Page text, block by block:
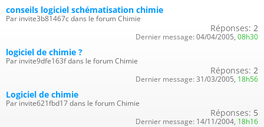
conseils logiciel schématisation chimie
Par invite3b81467c dans le forum Chimie
Réponses: 2
Dernier message: 04/04/2005, 08h30
logiciel de chimie ?
Par invite9dfe163f dans le forum Chimie
Réponses: 2
Dernier message: 31/03/2005, 18h56
Logiciel de chimie
Par invite621fbd17 dans le forum Chimie
Réponses: 5
Dernier message: 14/11/2004, 18h16